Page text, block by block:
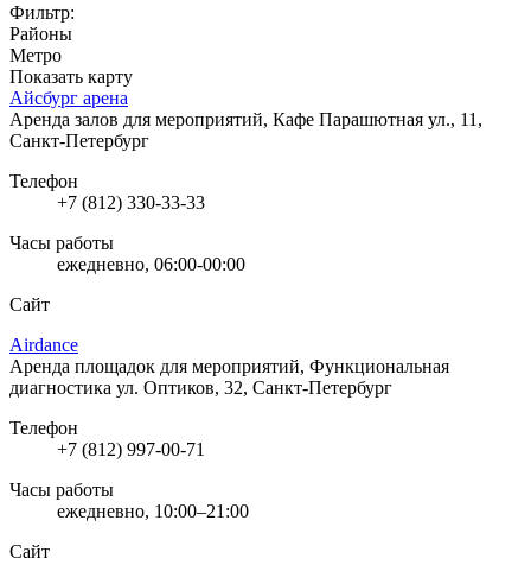
Фильтр:
Районы
Метро
Показать карту
Айсбург арена
Аренда залов для мероприятий, Кафе Парашютная ул., 11,
Санкт-Петербург
Телефон
+7 (812) 330-33-33
Часы работы
ежедневно, 06:00-00:00
Сайт
Airdance
Аренда площадок для мероприятий, Функциональная
диагностика ул. Оптиков, 32, Санкт-Петербург
Телефон
+7 (812) 997-00-71
Часы работы
ежедневно, 10:00–21:00
Сайт